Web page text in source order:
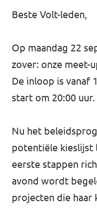
Werken bij Volt
Sprekersaanvraag
Volt There -
Charge -
Beste Volt-leden,
Op maandag 22
zover: onze meet-
De inloop is vanaf
start om 20:00 uur.
Nu het
potentiële kieslijst
eerste stappen
avond wordt
projecten die haar